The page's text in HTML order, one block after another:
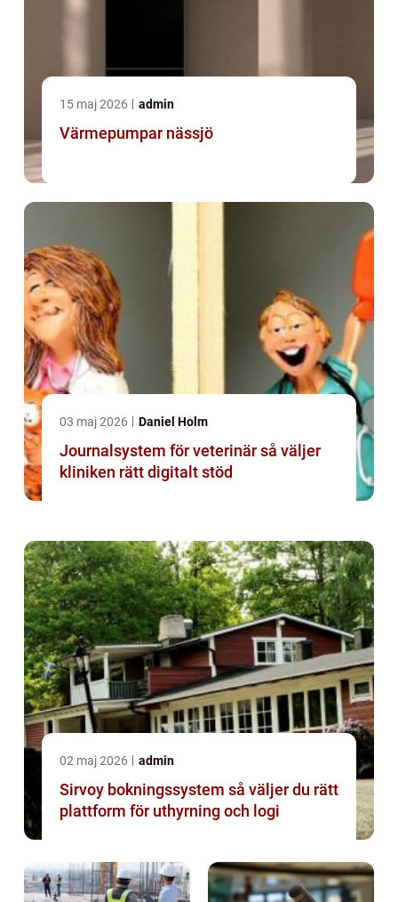
15 maj 2026 admin
Värmepumpar nässjö
03 maj 2026 Daniel Holm
Journalsystem för veterinär så väljer
kliniken rätt digitalt stöd
02 maj 2026 admin
Sirvoy bokningssystem så väljer du rätt
plattform för uthyrning och logi